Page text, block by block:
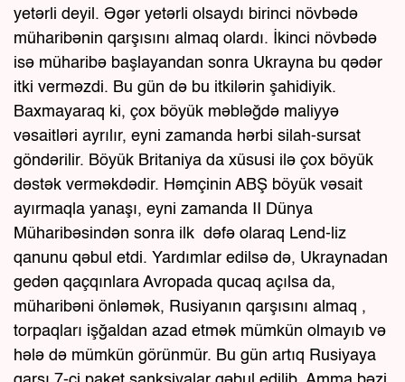
yetərli deyil. Əgər yetərli olsaydı birinci növbədə
müharibənin qarşısını almaq olardı. İkinci növbədə
isə müharibə başlayandan sonra Ukrayna bu qədər
itki verməzdi. Bu gün də bu itkilərin şahidiyik.
Baxmayaraq ki, çox böyük məbləğdə maliyyə
vəsaitləri ayrılır, eyni zamanda hərbi silah-sursat
göndərilir. Böyük Britaniya da xüsusi ilə çox böyük
dəstək verməkdədir. Həmçinin ABŞ böyük vəsait
ayırmaqla yanaşı, eyni zamanda II Dünya
Müharibəsindən sonra ilk dəfə olaraq Lend-liz
qanunu qəbul etdi. Yardımlar edilsə də, Ukraynadan
gedən qaçqınlara Avropada qucaq açılsa da,
müharibəni önləmək, Rusiyanın qarşısını almaq ,
torpaqları işğaldan azad etmək mümkün olmayıb və
hələ də mümkün görünmür. Bu gün artıq Rusiyaya